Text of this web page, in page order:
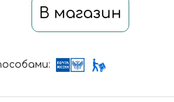
В магазин